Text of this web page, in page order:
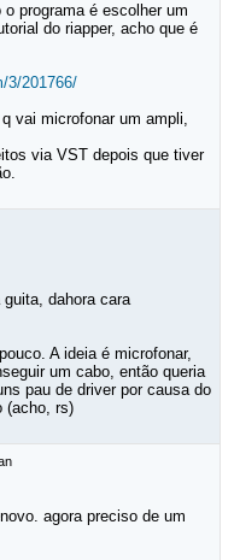
programa é escolher um
do riapper, acho que é
3/201766/
vai microfonar um ampli,
via VST depois que tiver
dahora cara
A ideia é microfonar,
um cabo, então queria
pau de driver por causa do
(acho, rs)
agora preciso de um